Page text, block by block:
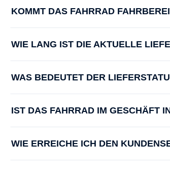
KOMMT DAS FAHRRAD
WIE LANG IST DIE AKTUELLE
WAS BEDEUTET DER
IST DAS FAHRRAD IM GESCHÄFT
WIE ERREICHE ICH DEN